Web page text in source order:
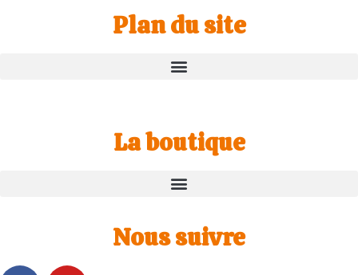
Plan du site
La boutique
Nous suivre